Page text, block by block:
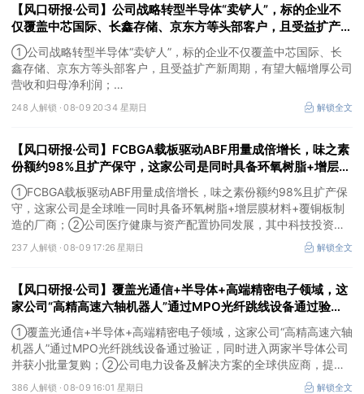
料>华峰化学>健盛集团。
【风口研报·公司】公司战略转型半导体“卖铲人”，标的企业不
仅覆盖中芯国际、长鑫存储、京东方等头部客户，且受益扩产新
周期，有望大幅增厚公司营收和归母净利润；周策略：市场情绪
有望逐渐回暖并重拾上行趋势
①公司战略转型半导体“卖铲人”，标的企业不仅覆盖中芯国际、长
鑫存储、京东方等头部客户，且受益扩产新周期，有望大幅增厚公司
营收和归母净利润；
②周策略：市场情绪有望逐渐回暖并重拾上行趋势。
248 人解锁 ·08-09 20:34 星期日 解锁全文
【风口研报·公司】FCBGA载板驱动ABF用量成倍增长，味之素
份额约98%且扩产保守，这家公司是同时具备环氧树脂+增层膜
材料+覆铜板制造的厂商；这家公司科技投资重点项目包括月之
暗面、DeepSeek等
①FCBGA载板驱动ABF用量成倍增长，味之素份额约98%且扩产保
守，这家公司是全球唯一同时具备环氧树脂+增层膜材料+覆铜板制
造的厂商；②公司医疗健康与资产配置协同发展，其中科技投资覆
盖模型、算力与应用，重点项目包括月之暗面、DeepSeek等，资产
价值有望逐步兑现。
237 人解锁 ·08-09 17:26 星期日 解锁全文
【风口研报·公司】覆盖光通信+半导体+高端精密电子领域，这
家公司“高精高速六轴机器人”通过MPO光纤跳线设备通过验
证，同时进入两家半导体公司并获小批量复购；另有一家公司电
力设备及解决方案的全球供应商
①覆盖光通信+半导体+高端精密电子领域，这家公司“高精高速六轴
机器人”通过MPO光纤跳线设备通过验证，同时进入两家半导体公司
并获小批量复购；②公司电力设备及解决方案的全球供应商，提前
布局SST等高价值产品，出海业务迎来收获。
386 人解锁 ·08-09 16:01 星期日 解锁全文